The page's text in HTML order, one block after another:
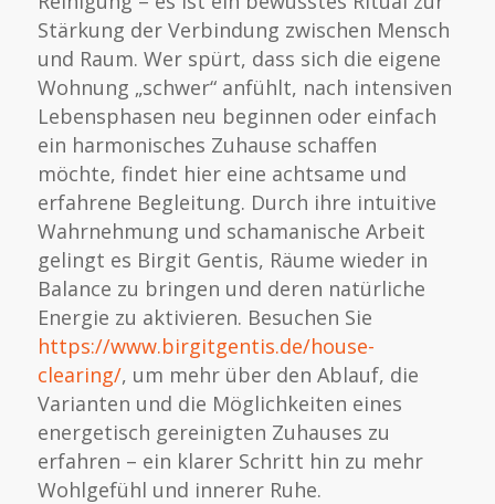
Stärkung der Verbindung zwischen Mensch
und Raum. Wer spürt, dass sich die eigene
Wohnung „schwer“ anfühlt, nach intensiven
Lebensphasen neu beginnen oder einfach
ein harmonisches Zuhause schaffen
möchte, findet hier eine achtsame und
erfahrene Begleitung. Durch ihre intuitive
Wahrnehmung und schamanische Arbeit
gelingt es Birgit Gentis, Räume wieder in
Balance zu bringen und deren natürliche
Energie zu aktivieren. Besuchen Sie
https://www.birgitgentis.de/house-
clearing/, um mehr über den Ablauf, die
Varianten und die Möglichkeiten eines
energetisch gereinigten Zuhauses zu
erfahren – ein klarer Schritt hin zu mehr
Wohlgefühl und innerer Ruhe.